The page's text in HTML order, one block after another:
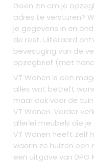
Geen zin om je
adres te versturen?
je gegevens in en
de rest. Uiteraard
bevestiging van de
opzegbrief (met
VT Wonen is een
alles wat betreft
maar ook voor de
VT Wonen. Verder
allerlei meubels die
VT Wonen heeft zelf
waarin ze huizen een
een uitgave van DPG